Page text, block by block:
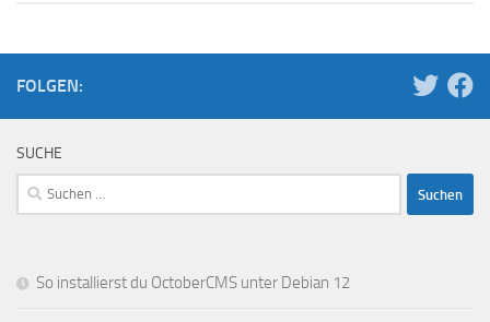
FOLGEN:
SUCHE
Suchen
nach:
So installierst du OctoberCMS unter Debian 12